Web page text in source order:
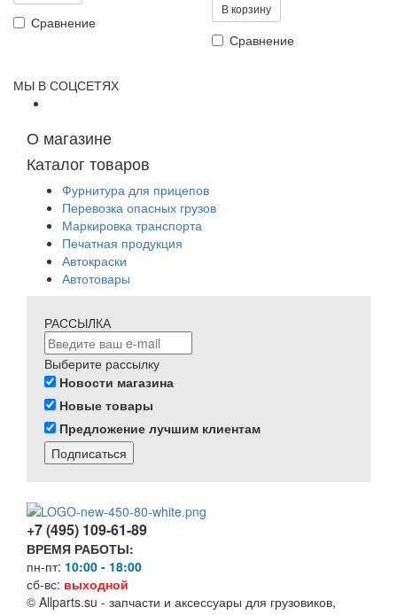
Сравнение
В корзину
Сравнение
МЫ В СОЦСЕТЯХ
О магазине
Каталог товаров
Фурнитура для прицепов
Перевозка опасных грузов
Маркировка транспорта
Печатная продукция
Автокраски
Автотовары
РАССЫЛКА
Выберите рассылку
Новости магазина
Новые товары
Предложение лучшим клиентам
Подписаться
+7 (495) 109-61-89
ВРЕМЯ РАБОТЫ:
пн-пт: 10:00 - 18:00
сб-вс: выходной
© Allparts.su - запчасти и аксессуары для грузовиков,